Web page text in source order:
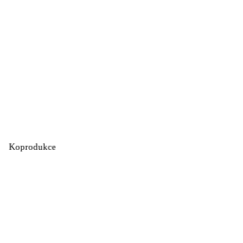
Koprodukce